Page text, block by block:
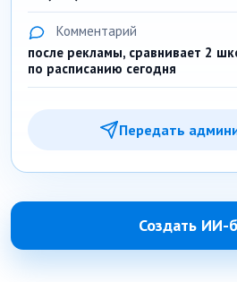
Комментарий
после рекламы, сравнивает 2
по расписанию сегодня
Передать
Создать ИИ-